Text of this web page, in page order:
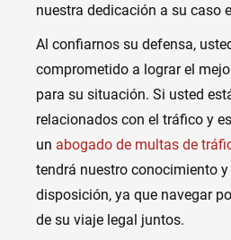
nuestra dedicación a su caso
Al confiarnos su defensa,
comprometido a lograr el
para su situación. Si usted
relacionados con el tráfico y
un abogado de multas de
tendrá nuestro conocimiento
disposición, ya que navegar
de su viaje legal juntos.